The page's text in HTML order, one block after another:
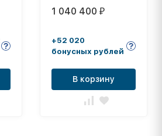
1 040 400 ₽
+52 020
бонусных рублей
В корзину